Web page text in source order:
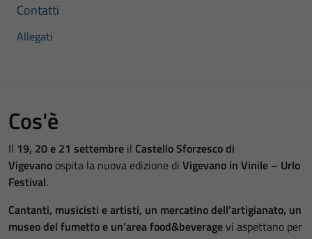
Contatti
Allegati
Cos'è
Il 19, 20 e 21 settembre il Castello Sforzesco di
Vigevano ospita la nuova edizione di Vigevano in Vinile – Urlo
Festival.
Cantanti, musicisti e artisti, un mercatino dell’artigianato, un
museo del fumetto e un’area food&beveragevi aspettano per